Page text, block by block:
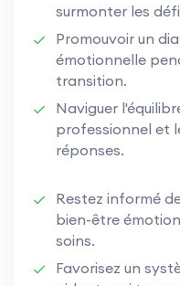
surmonter les
Promouvoir un
émotionnelle
transition.
Naviguer
professionnel et
réponses.
Restez informé
bien-être
soins.
Favorisez un